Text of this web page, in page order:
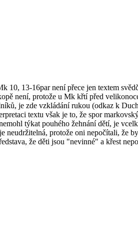
13-16par není přece jen textem
není, protože u Mk křtí před
je zde vzkládání rukou (odkaz k
textu však je to, že spor
týkat pouhého žehnání dětí, je
protože oni nepočítali, že
že děti jsou "nevinné" a křest